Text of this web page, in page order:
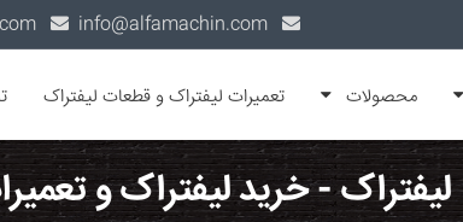
محصولات تعمیرات لیفتراک و قطعات لیفتراک
لیفتراک - خرید لیفتراک و